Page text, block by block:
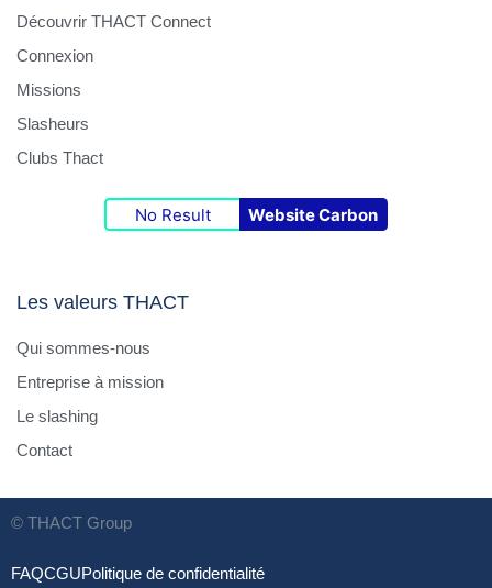
Découvrir THACT Connect
Connexion
Missions
Slasheurs
Clubs Thact
No Result Website Carbon
Les valeurs THACT
Qui sommes-nous
Entreprise à mission
Le slashing
Contact
© THACT Group
FAQCGUPolitique de confidentialité